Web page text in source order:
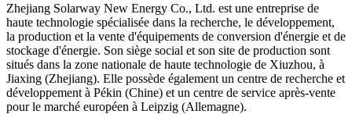
Zhejiang Solarway New Energy Co., Ltd. est une entreprise de
haute technologie spécialisée dans la recherche, le développement,
la production et la vente d'équipements de conversion d'énergie et de
stockage d'énergie. Son siège social et son site de production sont
situés dans la zone nationale de haute technologie de Xiuzhou, à
Jiaxing (Zhejiang). Elle possède également un centre de recherche et
développement à Pékin (Chine) et un centre de service après-vente
pour le marché européen à Leipzig (Allemagne).